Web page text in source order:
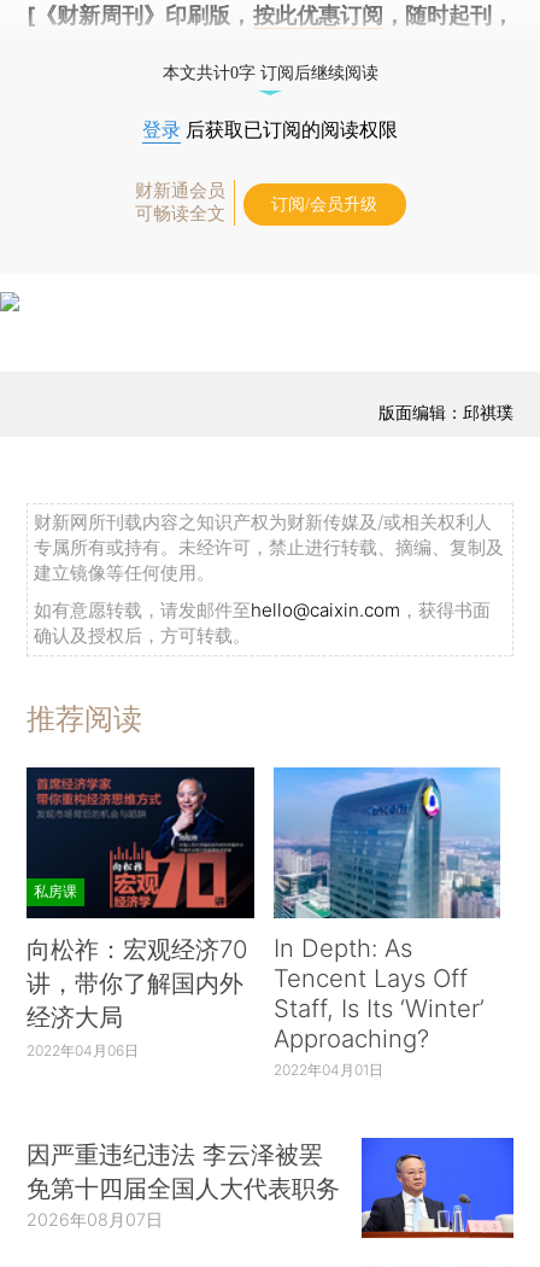
[《财新周刊》印刷版， 按此优惠订阅 ，随时起刊，
本文共计0字 订阅后继续阅读
登录 后获取已订阅的阅读权限
财新通会员
可畅读全文
订阅/会员升级
版面编辑：邱祺璞
财新网所刊载内容之知识产权为财新传媒及/或相关权利人
专属所有或持有。未经许可，禁止进行转载、摘编、复制及
建立镜像等任何使用。
如有意愿转载，请发邮件至hello@caixin.com ，获得书面
确认及授权后，方可转载。
推荐阅读
私房课
向松祚：宏观经济70
讲，带你了解国内外
经济大局
2022年04月06日
In Depth: As
Tencent Lays Off
Staff, Is Its ‘Winter’
Approaching?
2022年04月01日
因严重违纪违法 李云泽被罢
免第十四届全国人大代表职务
2026年08月07日